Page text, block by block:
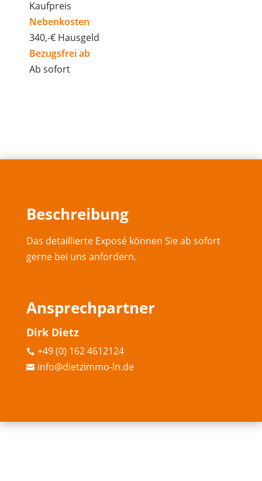
Kaufpreis
Nebenkosten
340,-€ Hausgeld
Bezugsfrei ab
Ab sofort
Beschreibung
Das detaillierte Exposé können Sie ab sofort
gerne bei uns anfordern.
Ansprechpartner
Dirk Dietz
 +49 (0) 162 4612124
 info@dietzimmo-ln.de